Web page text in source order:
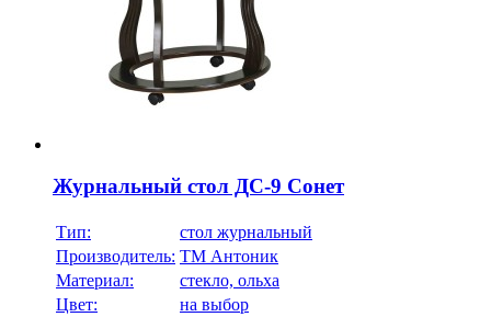
Журнальный стол ДС-9 Сонет
Тип:
стол журнальный
Производитель: ТМ Антоник
Материал:
стекло, ольха
Цвет:
на выбор